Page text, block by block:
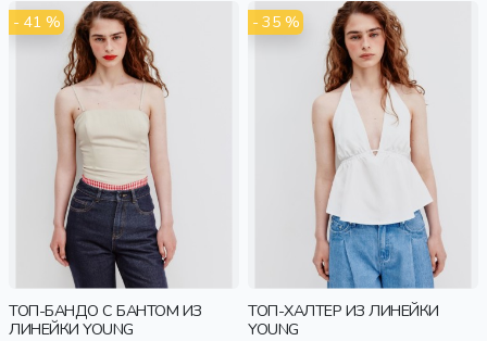
- 41 %
ТОП-БАНДО С БАНТОМ ИЗ
ЛИНЕЙКИ YOUNG
- 35 %
ТОП-ХАЛТЕР ИЗ ЛИНЕЙКИ
YOUNG